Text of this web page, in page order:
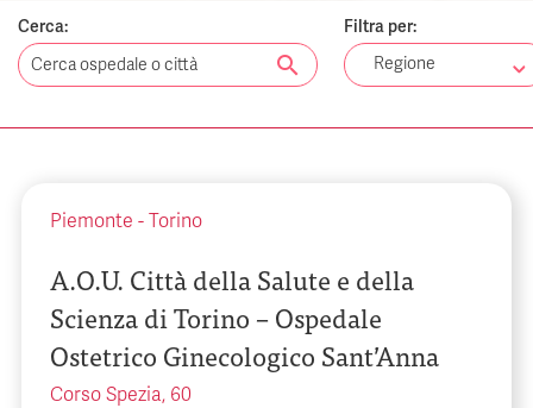
Cerca:
search
Filtra per:
Regione
Piemonte - Torino
A.O.U. Città della Salute e della
Scienza di Torino – Ospedale
Ostetrico Ginecologico Sant’Anna
Corso Spezia, 60